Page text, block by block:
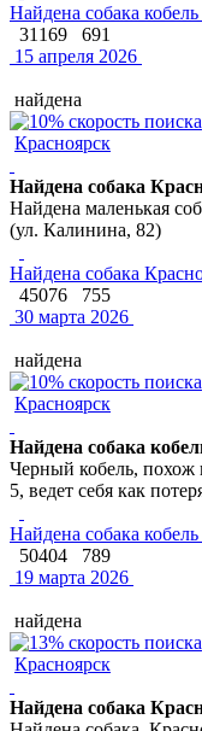
Найдена собака
31169
691
15 апреля 2026
найдена
Красноярск
Найдена собака
Найдена маленькая
(ул. Калинина, 82)
Найдена собака
45076
755
30 марта 2026
найдена
Красноярск
Найдена собака
Черный кобель, похож
5, ведет себя как
Найдена собака
50404
789
19 марта 2026
найдена
Красноярск
Найдена собака